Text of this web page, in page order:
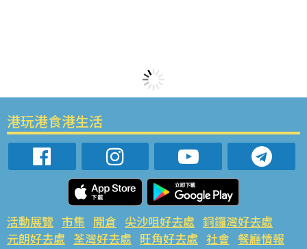
港玩港食港生活
活動展覽 市集 開倉 尖沙咀好去處 銅鑼灣好去處
元朗好去處 荃灣好去處 旺角好去處 社會 餐廳情報